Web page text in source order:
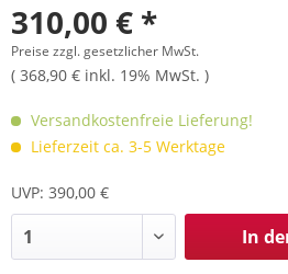
310,00 € *
Preise zzgl. gesetzlicher MwSt.
( 368,90 € inkl. 19% MwSt. )
Versandkostenfreie Lieferung!
Lieferzeit ca. 3-5 Werktage
UVP: 390,00 €
In